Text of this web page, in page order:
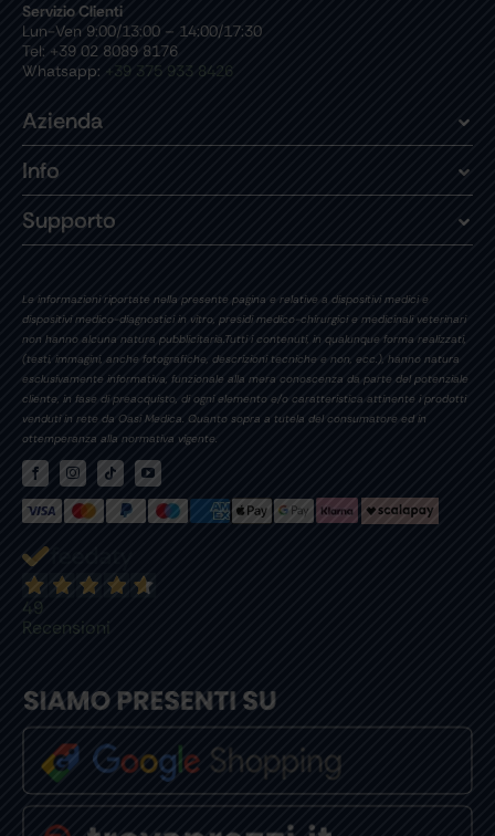
Servizio Clienti
Lun-Ven 9:00/13:00 – 14:00/17:30
Tel: +39 02 8089 8176
Whatsapp: +39 375 933 8426
Azienda
Info
Supporto
Le informazioni riportate nella presente pagina e relative a dispositivi medici e
dispositivi medico-diagnostici in vitro, presidi medico-chirurgici e medicinali veterinari
non hanno alcuna natura pubblicitaria.Tutti i contenuti, in qualunque forma realizzati,
(testi, immagini, anche fotografiche, descrizioni tecniche e non, ecc.), hanno natura
esclusivamente informativa, funzionale alla mera conoscenza da parte del potenziale
cliente, in fase di preacquisto, di ogni elemento e/o caratteristica attinente i prodotti
venduti in rete da Oasi Medica. Quanto sopra a tutela del consumatore ed in
ottemperanza alla normativa vigente.
49
Recensioni